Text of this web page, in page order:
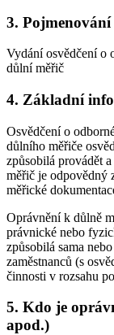
3. Pojmenování
Vydání osvědčení o
důlní měřič
4. Základní
Osvědčení o
důlního měřiče
způsobilá provádět
měřič je odpovědný
měřické
Oprávnění k důlně
právnické nebo
způsobilá sama
zaměstnanců (s
činnosti v rozsahu
5. Kdo je
apod.)